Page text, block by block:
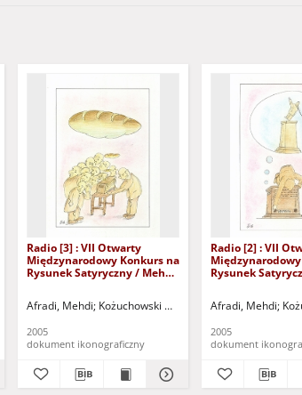
Kultury i Sportu "Zamek" (Kożuchów). (ul.
(Zielona Góra) Kożuchowski Ośrodek Kultury i
Radio [3] : VII Otwarty
Międzynarodowy Konkurs na
Rysunek Satyryczny / Mehdi
Afradi, Mehdi Kożuchowski Ośrodek Kultury i Sportu
2005
dokument ikonograficzny
Radio [2] : VII
Rysunek
Afradi, Mehdi
2005
dokument